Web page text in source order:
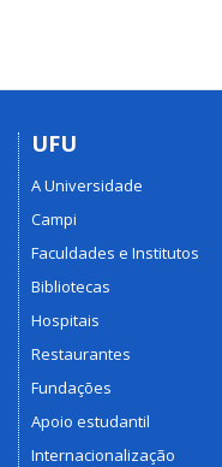
UFU
A Universidade
Campi
Faculdades e Institutos
Bibliotecas
Hospitais
Restaurantes
Fundações
Apoio estudantil
Internacionalização